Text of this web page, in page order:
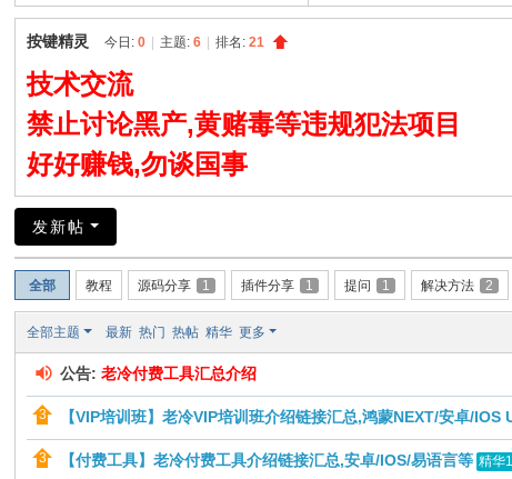
按键精灵 今日:0 主题:6 排名:21
技术交流
禁止讨论黑产,黄赌毒等违规犯法项目
好好赚钱,勿谈国事
发新帖
全部 教程 源码分享 1 插件分享 1 提问 1 解决方法 2
全部主题 最新 热门 热帖 精华 更多
公告:老冷付费工具汇总介绍
【VIP培训班】老冷VIP培训班介绍链接汇总,鸿蒙NEXT/安卓/IOS
【付费工具】老冷付费工具介绍链接汇总,安卓/IOS/易语言等 精华1